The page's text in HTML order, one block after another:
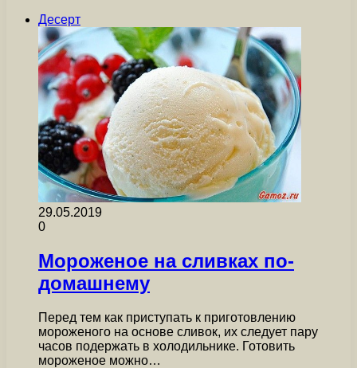
Десерт
29.05.2019
0
Мороженое на сливках по-
домашнему
Перед тем как приступать к приготовлению
мороженого на основе сливок, их следует пару
часов подержать в холодильнике. Готовить
мороженое можно…